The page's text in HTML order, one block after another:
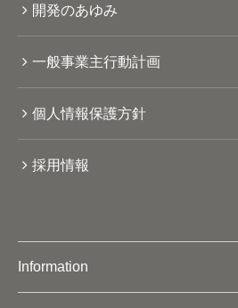
開発のあゆみ
一般事業主行動計画
個人情報保護方針
採用情報
Information